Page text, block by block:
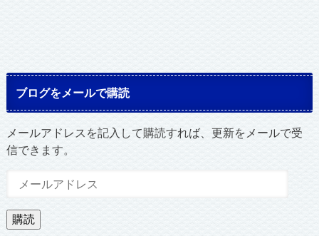
ブログをメールで購読
メールアドレスを記入して購読すれば、更新をメールで受
信できます。
ル
ア
購読